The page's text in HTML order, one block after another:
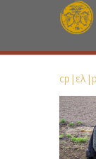
ср | ελ|